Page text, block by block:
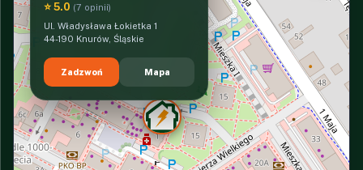
⭐ 5.0 (7 opinii)
Ul. Władysława Łokietka 1
44-190 Knurów, Śląskie
Zadzwoń Mapa